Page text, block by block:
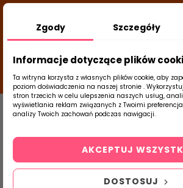
TUBADZIN- DODAJ PRODUKT DO
Strona Główna Brands
Lista
marki
Zgody Szczegóły
Informacje dotyczące plików
Ta witryna korzysta z własnych plików cookie, aby
poziom doświadczenia na naszej stronie .
stron trzecich w celu ulepszenia naszych usług,
wyświetlania reklam związanych z Twoimi
analizy Twoich zachowań podczas nawigacji.
DOSTOSUJ
AKCEPTUJ